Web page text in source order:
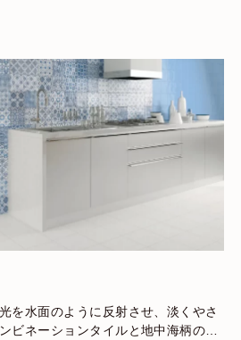
を水面のように反射させ、淡くやさ
ビネーションタイルと地中海柄のデ